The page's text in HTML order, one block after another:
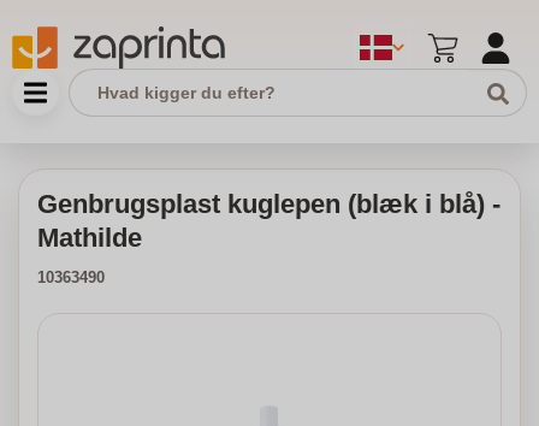
Genbrugsplast kuglepen (blæk i blå) -
Mathilde
10363490